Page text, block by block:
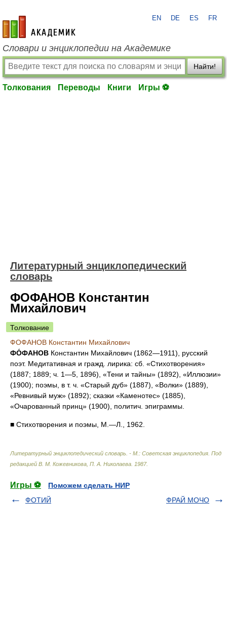
academic.ru
EN DE ES FR
Словари и энциклопедии на Академике
Найти!
Толкования Переводы Книги Игры ⚽
Литературный энциклопедический
словарь
ФОФАНОВ Константин
Михайлович
Толкование
ФОФАНОВ Константин Михайлович
ФО́ФАНОВ Константин Михайлович (1862—1911), русский
поэт. Медитативная и гражд. лирика: сб. «Стихотворения»
(1887; 1889; ч. 1—5, 1896), «Тени и тайны» (1892), «Иллюзии»
(1900); поэмы, в т. ч. «Старый дуб» (1887), «Волки» (1889),
«Ревнивый муж» (1892); сказки «Каменотес» (1885),
«Очарованный принц» (1900), политич. эпиграммы.
■ Стихотворения и поэмы, М.—Л., 1962.
Литературный энциклопедический словарь. - М.: Советская энциклопедия Под
редакцией В. М. Кожевникова, П. А. Николаева 1987.
Игры ⚽
Поможем сделать НИР
ФОТИЙ
ФРАЙ МОЧО